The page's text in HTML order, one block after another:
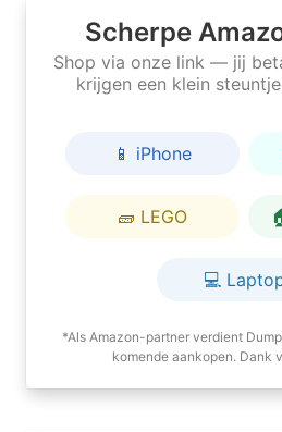
Scherpe
Shop via onze link — jij
krijgen een klein
📱 iPhone
🧱 LEGO
💻
*Als Amazon-partner verdient
komende aankopen. Dank